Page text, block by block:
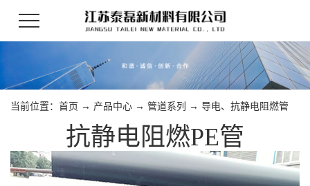
当前位置： 首页 → 产品中心 → 管道系列 → 导电、抗静电阻燃管
抗静电阻燃PE管